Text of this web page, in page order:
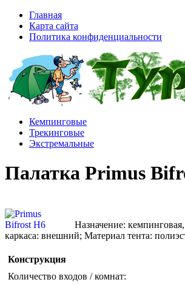
Главная
Карта сайта
Политика конфиденциальности
Кемпинговые
Трекинговые
Экстремальные
Палатка Primus
Назначение:
каркаса: внешний; Материал тента:
Конструкция
Количество входов / комнат: